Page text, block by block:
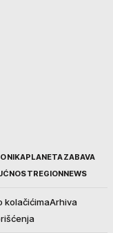
PLANETAZABAVA
REGIONNEWS
kolačićimaArhiva